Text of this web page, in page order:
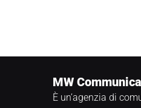
MW
È un’agenzia di